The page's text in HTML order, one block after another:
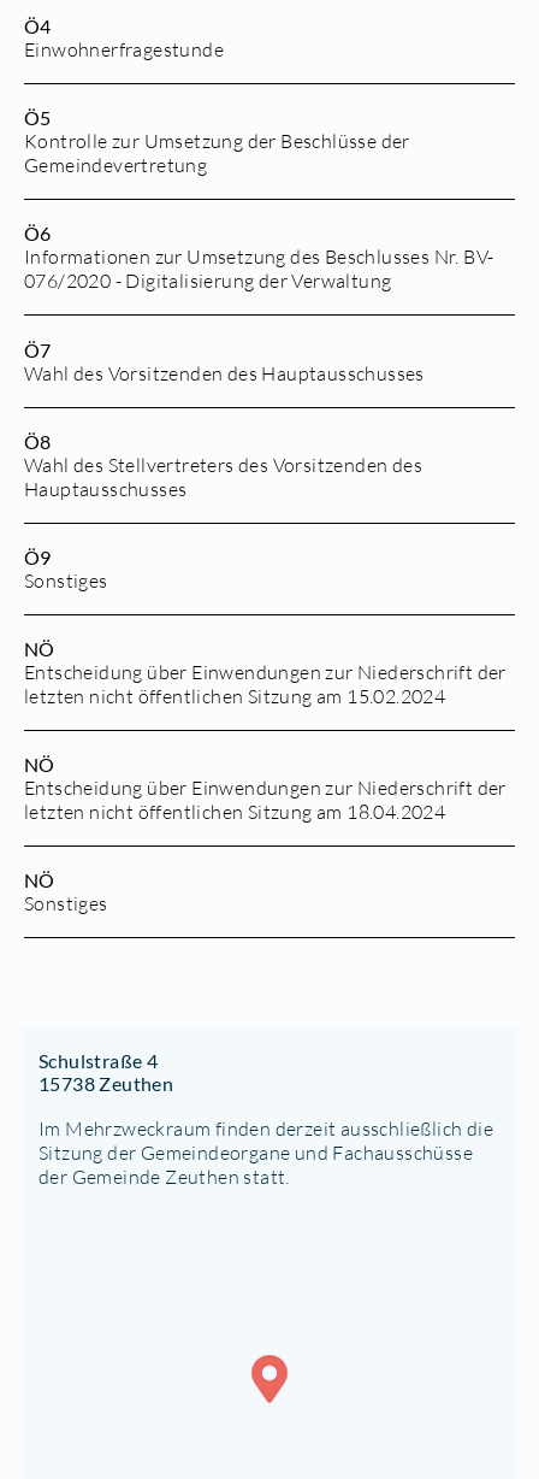
Ö4
Einwohnerfragestunde
Ö5
Kontrolle zur Umsetzung der Beschlüsse der
Gemeindevertretung
Ö6
Informationen zur Umsetzung des Beschlusses Nr. BV-
076/2020 - Digitalisierung der Verwaltung
Ö7
Wahl des Vorsitzenden des Hauptausschusses
Ö8
Wahl des Stellvertreters des Vorsitzenden des
Hauptausschusses
Ö9
Sonstiges
NÖ
Entscheidung über Einwendungen zur Niederschrift der
letzten nicht öffentlichen Sitzung am 15.02.2024
NÖ
Entscheidung über Einwendungen zur Niederschrift der
letzten nicht öffentlichen Sitzung am 18.04.2024
NÖ
Sonstiges
Schulstraße 4
15738 Zeuthen
Im Mehrzweckraum finden derzeit ausschließlich die
Sitzung der Gemeindeorgane und Fachausschüsse
der Gemeinde Zeuthen statt.